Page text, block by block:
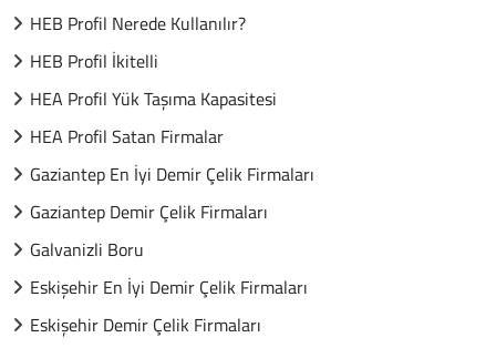
HEB Profil Nerede Kullanılır?
HEB Profil İkitelli
HEA Profil Yük Taşıma Kapasitesi
HEA Profil Satan Firmalar
Gaziantep En İyi Demir Çelik Firmaları
Gaziantep Demir Çelik Firmaları
Galvanizli Boru
Eskişehir En İyi Demir Çelik Firmaları
Eskişehir Demir Çelik Firmaları